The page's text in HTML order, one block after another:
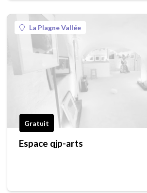
La Plagne Vallée
Gratuit
Espace qjp-arts